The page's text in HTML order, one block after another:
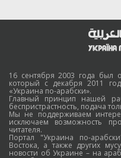
16 сентября 2003 года был
который с декабря 2011
«Украина по-арабски».
Главный принцип нашей
беспристрастность, подача
Мы не поддерживаем
исключаем возможность
читателя.
Портал "Украина по-
Востока, а также других
новости об Украине – на